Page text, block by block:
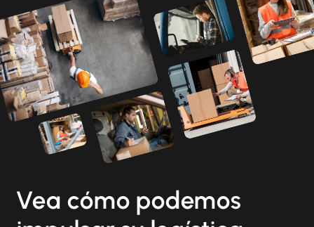
Vea cómo podemos